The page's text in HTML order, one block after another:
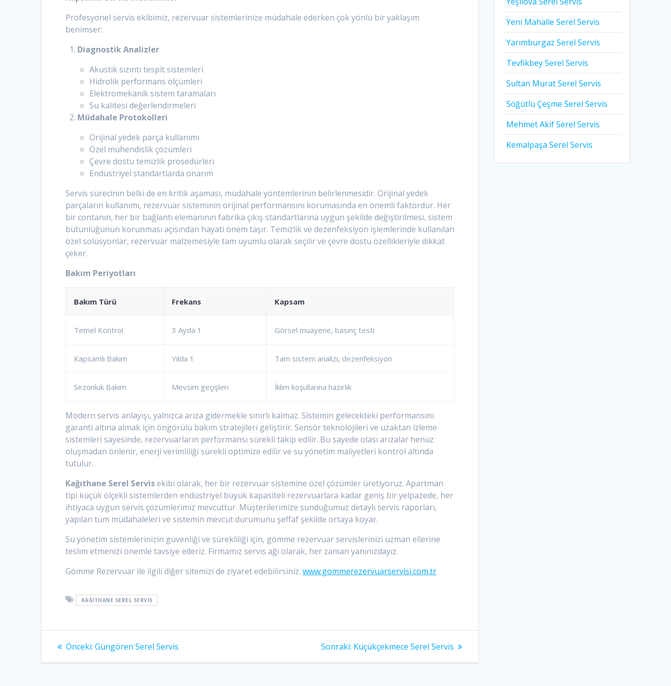
Profesyonel servis ekibimiz, rezervuar sistemlerinize müdahale ederken çok yönlü bir yaklaşım
benimser:
Diagnostik Analizler
Akustik sızıntı tespit sistemleri
Hidrolik performans ölçümleri
Elektromekanik sistem taramaları
Su kalitesi değerlendirmeleri
Müdahale Protokolleri
Orijinal yedek parça kullanımı
Özel mühendislik çözümleri
Çevre dostu temizlik prosedürleri
Endüstriyel standartlarda onarım
Servis sürecinin belki de en kritik aşaması, müdahale yöntemlerinin belirlenmesidir. Orijinal yedek
parçaların kullanımı, rezervuar sisteminin orijinal performansını korumasında en önemli faktördür. Her
bir contanın, her bir bağlantı elemanının fabrika çıkış standartlarına uygun şekilde değiştirilmesi, sistem
bütünlüğünün korunması açısından hayati önem taşır. Temizlik ve dezenfeksiyon işlemlerinde kullanılan
özel solüsyonlar, rezervuar malzemesiyle tam uyumlu olarak seçilir ve çevre dostu özellikleriyle dikkat
çeker.
Bakım Periyotları
Bakım Türü Frekans Kapsam
Temel Kontrol 3 Ayda 1 Görsel muayene, basınç testi
Kapsamlı Bakım Yılda 1 Tam sistem analizi, dezenfeksiyon
Sezonluk Bakım Mevsim geçişleri İklim koşullarına hazırlık
Modern servis anlayışı, yalnızca arıza gidermekle sınırlı kalmaz. Sistemin gelecekteki performansını
garanti altına almak için öngörülü bakım stratejileri geliştirir. Sensör teknolojileri ve uzaktan izleme
sistemleri sayesinde, rezervuarların performansı sürekli takip edilir. Bu sayede olası arızalar henüz
oluşmadan önlenir, enerji verimliliği sürekli optimize edilir ve su yönetim maliyetleri kontrol altında
tutulur.
Kağıthane Serel Servisekibi olarak, her bir rezervuar sistemine özel çözümler üretiyoruz. Apartman
tipi küçük ölçekli sistemlerden endüstriyel büyük kapasiteli rezervuarlara kadar geniş bir yelpazede, her
ihtiyaca uygun servis çözümlerimiz mevcuttur. Müşterilerimize sunduğumuz detaylı servis raporları,
yapılan tüm müdahaleleri ve sistemin mevcut durumunu şeffaf şekilde ortaya koyar.
Su yönetim sistemlerinizin güvenliği ve sürekliliği için, gömme rezervuar servislerinizi uzman ellerine
teslim etmenizi önemle tavsiye ederiz. Firmamız servis ağı olarak, her zaman yanınızdayız.
Gömme Rezervuar ile ilgili diğer sitemizi de ziyaret edebilirsiniz.www.gommerezervuarservisi.com.tr
KAĞITHANE SEREL SERVIS
Yazı
gezinmesi
Önceki: Önceki
Güngören Serel Servis Sonraki: Sonraki
Küçükçekmece Serel Servis
Yeni Mahalle Serel Servis
Yarımburgaz Serel Servis
Tevfikbey Serel Servis
Sultan Murat Serel Servis
Söğütlü Çeşme Serel Servis
Mehmet Akif Serel Servis
Kemalpaşa Serel Servis